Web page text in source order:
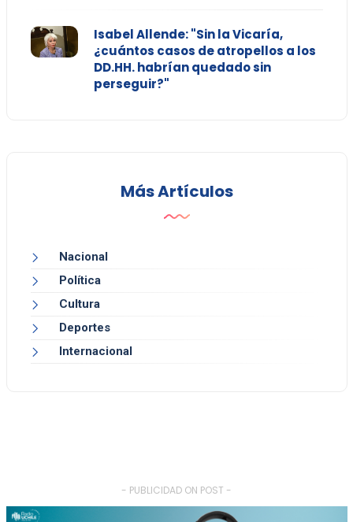
Isabel Allende: "Sin la Vicaría,
¿cuántos casos de atropellos a los
DD.HH. habrían quedado sin
perseguir?"
Más Artículos
Nacional
Política
Cultura
Deportes
Internacional
- PUBLICIDAD ON POST -